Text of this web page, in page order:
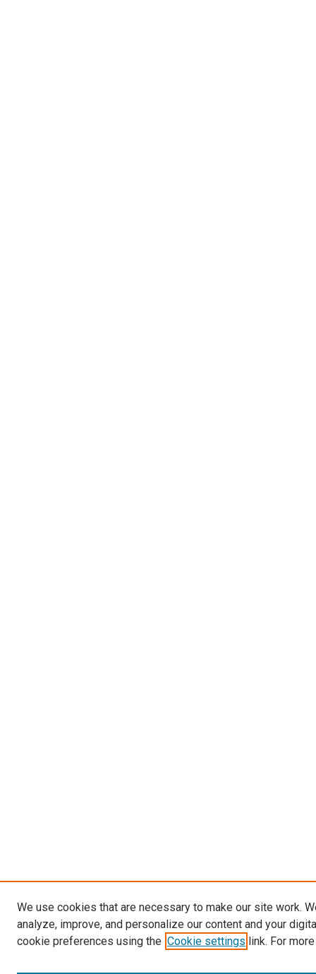
We use cookies that are necessary to make our site work.
analyze, improve, and personalize our content and your
cookie preferences using the Cookie settings link. For